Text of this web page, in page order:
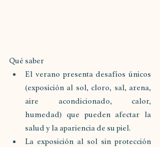
Qué saber
El verano presenta desafíos únicos
(exposición al sol, cloro, sal, arena,
aire acondicionado, calor,
humedad) que pueden afectar la
salud y la apariencia de su piel.
La exposición al sol sin protección